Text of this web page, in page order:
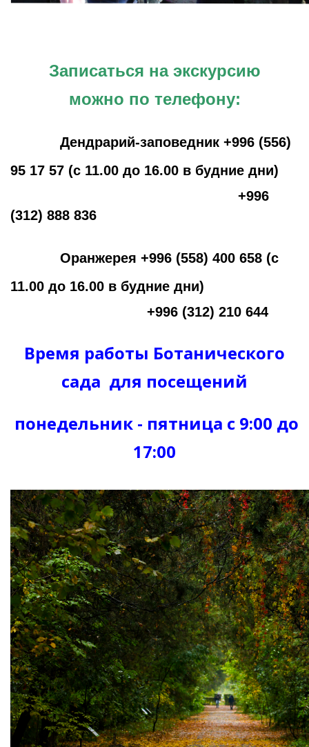
Записаться на экскурсию
можно по телефону:
Дендрарий-заповедник +996 (556)
95 17 57 (с 11.00 до 16.00 в будние дни)
+996
(312) 888 836
Оранжерея +996 (558) 400 658 (с
11.00 до 16.00 в будние дни)
+996 (312) 210 644
Время работы Ботанического
сада для посещений
понедельник - пятница с 9:00 до
17:00